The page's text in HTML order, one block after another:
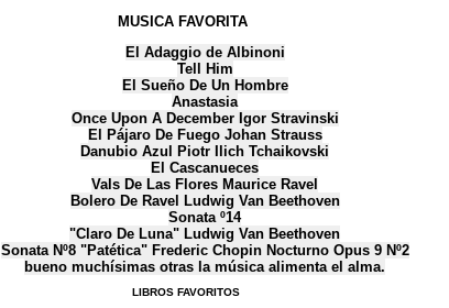
MUSICA FAVORITA
El Adaggio de Albinoni
Tell Him
El Sueño De Un Hombre
Anastasia
Once Upon A December Igor Stravinski
El Pájaro De Fuego Johan Strauss
Danubio Azul Piotr Ilich Tchaikovski
El Cascanueces
Vals De Las Flores Maurice Ravel
Bolero De Ravel Ludwig Van Beethoven
Sonata º14
"Claro De Luna" Ludwig Van Beethoven
Sonata Nº8 "Patética" Frederic Chopin Nocturno Opus 9 Nº2
bueno muchísimas otras la música alimenta el alma.
LIBROS FAVORITOS